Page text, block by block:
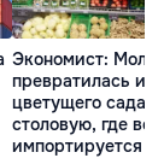
Экономист:
превратилась из
цветущего сада в
столовую, где всё
импортируется